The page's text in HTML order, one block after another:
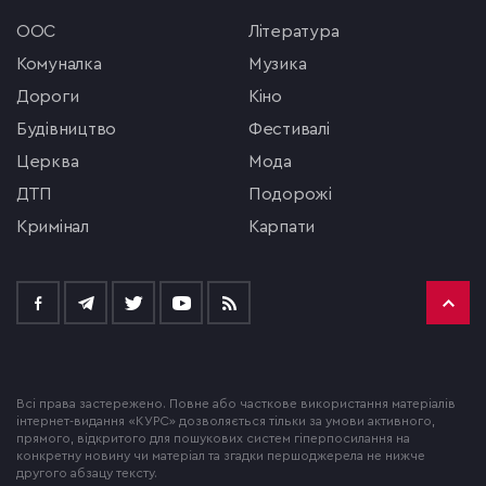
ООС
комуналка
Дороги
будівництво
церква
ДТП
кримінал
література
музика
кіно
фестивалі
мода
подорожі
Карпати
Всі права застережено. Повне або часткове використання матеріалів
інтернет-видання «КУРС» дозволяється тільки за умови активного,
прямого, відкритого для пошукових систем гіперпосилання на
конкретну новину чи матеріал та згадки першоджерела не нижче
другого абзацу тексту.